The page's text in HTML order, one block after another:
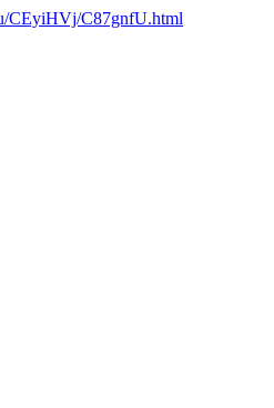
CEyiHVj/C87gnfU.html